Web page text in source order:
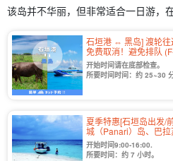
该岛并不华丽，但非常适合一日游，
石垣港 ⇔ 黑岛] 渡轮往返票 80% 的旅客使用
免费取消！避免排队
开始时间请在底部检查。
所要时间时间：约 25~30 分
夏季特惠[石垣岛出发/
城（Panari）岛、巴
&浮潜&海上运动 1 天
开始时间9:00-16:00.
所要时间：约 7 小时。